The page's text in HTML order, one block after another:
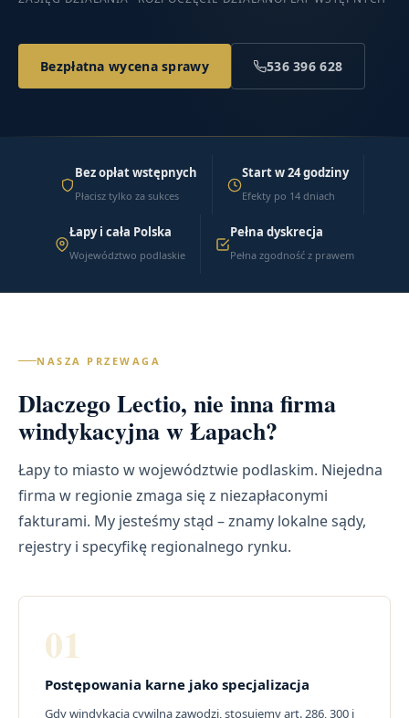
Bezpłatna wycena sprawy 536 396 628
Bez opłat wstępnych
Płacisz tylko za sukces
Start w 24 godziny
Efekty po 14 dniach
Łapy i cała Polska
Województwo podlaskie
Pełna dyskrecja
Pełna zgodność z prawem
NASZA PRZEWAGA
Dlaczego Lectio, nie inna firma
windykacyjna w Łapach?
Łapy to miasto w województwie podlaskim. Niejedna
firma w regionie zmaga się z niezapłaconymi
fakturami. My jesteśmy stąd – znamy lokalne sądy,
rejestry i specyfikę regionalnego rynku.
01
Postępowania karne jako specjalizacja
Gdy windykacja cywilna zawodzi, stosujemy art. 286, 300 i